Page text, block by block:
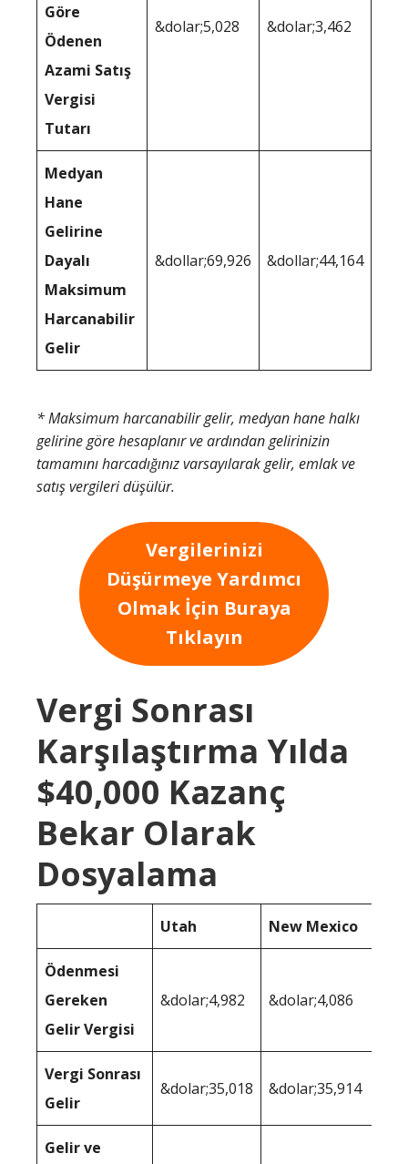
Göre
Ödenen
Azami Satış
Vergisi
Tutarı
&dolar;5,028 &dolar;3,462
Medyan
Hane
Gelirine
Dayalı
Maksimum
Harcanabilir
Gelir
&dollar;69,926 &dollar;44,164
* Maksimum harcanabilir gelir, medyan hane halkı
gelirine göre hesaplanır ve ardından gelirinizin
tamamını harcadığınız varsayılarak gelir, emlak ve
satış vergileri düşülür.
Vergilerinizi
Düşürmeye Yardımcı
Olmak İçin Buraya
Tıklayın
Vergi Sonrası
Karşılaştırma Yılda
$40,000 Kazanç
Bekar Olarak
Dosyalama
Utah New Mexico
Ödenmesi
Gereken
Gelir Vergisi
&dolar;4,982 &dolar;4,086
Vergi Sonrası
Gelir
&dolar;35,018 &dolar;35,914
Gelir ve